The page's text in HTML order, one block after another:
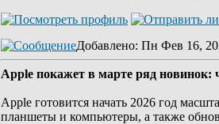
Добавлено: Пн Фев 16,
Apple покажет в марте ряд новинок:
Apple готовится начать 2026 год
планшеты и компьютеры, а также